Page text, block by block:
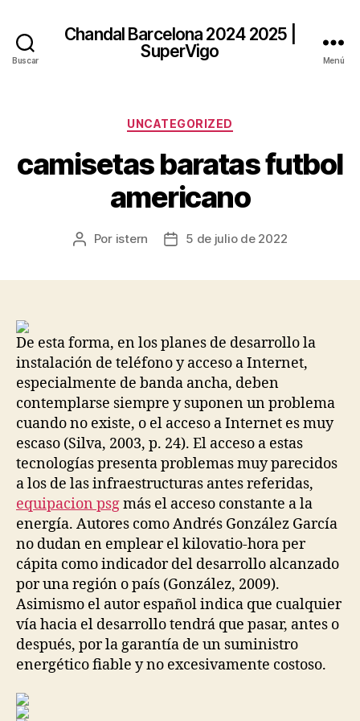
Buscar
Chandal Barcelona 2024 2025 |
SuperVigo
Menú
Categorías
UNCATEGORIZED
camisetas baratas futbol
americano
Autor
Por istern
Fecha5 de julio de 2022
De esta forma, en los planes de desarrollo la
instalación de teléfono y acceso a Internet,
especialmente de banda ancha, deben
contemplarse siempre y suponen un problema
cuando no existe, o el acceso a Internet es muy
escaso (Silva, 2003, p. 24). El acceso a estas
tecnologías presenta problemas muy parecidos
a los de las infraestructuras antes referidas,
equipacion psgmás el acceso constante a la
energía. Autores como Andrés González García
no dudan en emplear el kilovatio-hora per
cápita como indicador del desarrollo alcanzado
por una región o país (González, 2009).
Asimismo el autor español indica que cualquier
vía hacia el desarrollo tendrá que pasar, antes o
después, por la garantía de un suministro
energético fiable y no excesivamente costoso.